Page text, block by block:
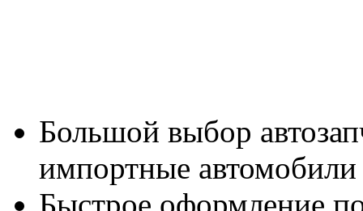
Большой выбор
импортные автомобили
Быстрое оформление